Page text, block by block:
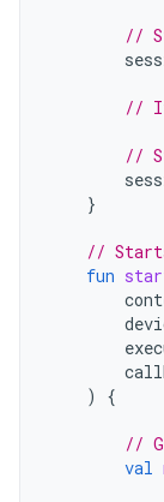
//
// If
//
}
//
fun
)
{
//
val